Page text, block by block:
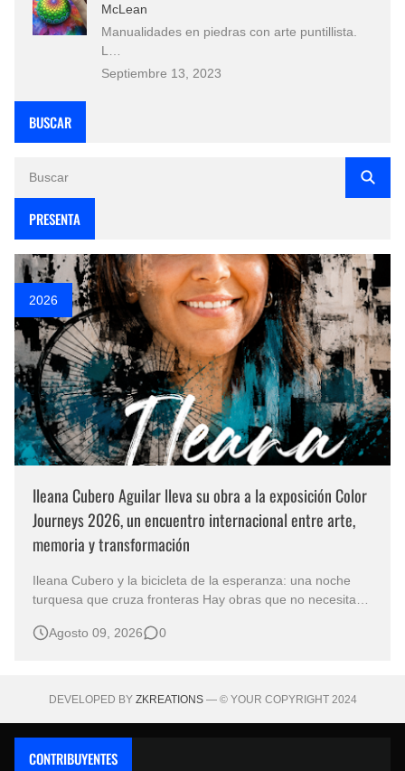
McLean
Manualidades en piedras con arte puntillista.
L…
Septiembre 13, 2023
BUSCAR
PRESENTA
2026
Ileana Cubero Aguilar lleva su obra a la exposición Color
Journeys 2026, un encuentro internacional entre arte,
memoria y transformación
Ileana Cubero y la bicicleta de la esperanza: una noche
turquesa que cruza fronteras Hay obras que no necesitan
mundo reconocible. En Noche turqueza, de la artista
Agosto 09, 2026 0
DEVELOPED BY ZKREATIONS— © YOUR COPYRIGHT 2024
CONTRIBUYENTES